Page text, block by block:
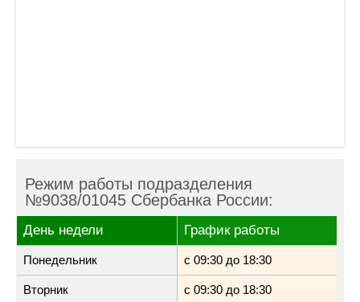
Режим работы подразделения
№9038/01045 Сбербанка России:
День недели График работы
Понедельник с 09:30 до 18:30
Вторник с 09:30 до 18:30